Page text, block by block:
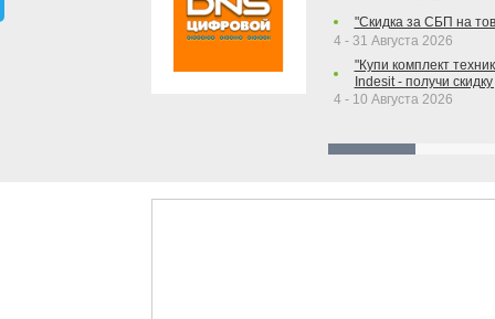
"Скидка за СБП на
4 - 31 Августа 2026
"Купи комплект
Indesit - получи
4 - 10 Августа 2026